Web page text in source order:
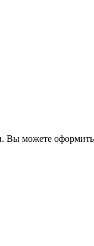
Вы можете